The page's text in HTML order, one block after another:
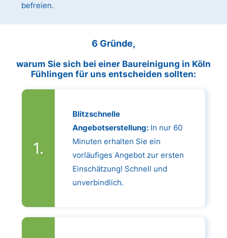
befreien.
6 Gründe,
warum Sie sich bei einer Baureinigung in Köln
Fühlingen für uns entscheiden sollten:
Blitzschnelle
Angebotserstellung:In nur 60
Minuten erhalten Sie ein
vorläufiges Angebot zur ersten
Einschätzung! Schnell und
unverbindlich.